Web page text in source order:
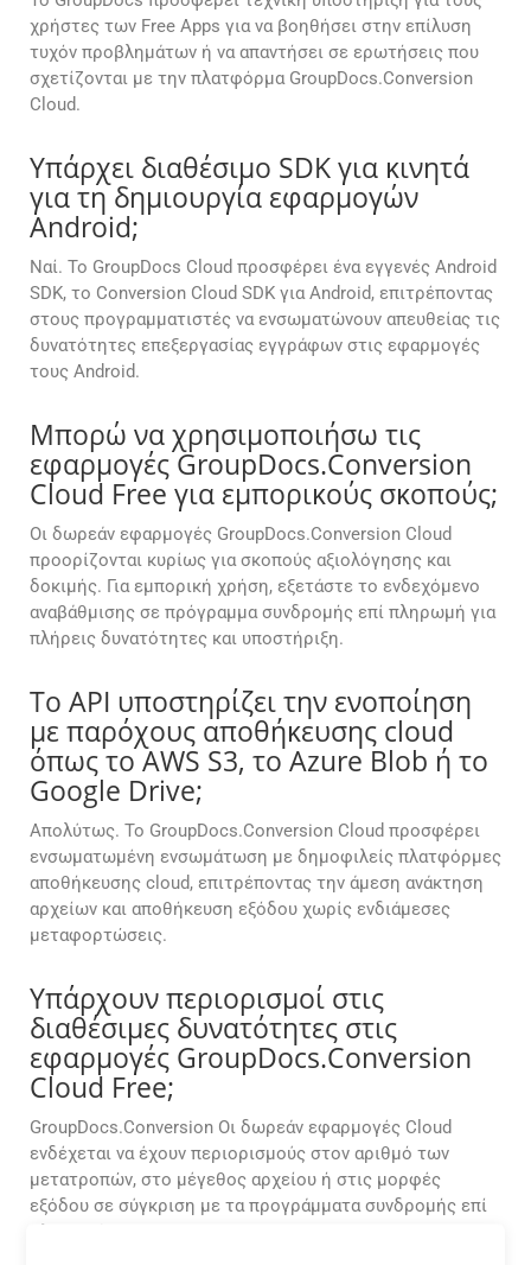
χρήστες των Free Apps για να βοηθήσει στην επίλυση
τυχόν προβλημάτων ή να απαντήσει σε ερωτήσεις που
σχετίζονται με την πλατφόρμα GroupDocs.Conversion
Cloud.
Υπάρχει διαθέσιμο SDK για κινητά
για τη δημιουργία εφαρμογών
Android;
Ναί. Το GroupDocs Cloud προσφέρει ένα εγγενές Android
SDK, το Conversion Cloud SDK για Android, επιτρέποντας
στους προγραμματιστές να ενσωματώνουν απευθείας τις
δυνατότητες επεξεργασίας εγγράφων στις εφαρμογές
τους Android.
Μπορώ να χρησιμοποιήσω τις
εφαρμογές GroupDocs.Conversion
Cloud Free για εμπορικούς σκοπούς;
Οι δωρεάν εφαρμογές GroupDocs.Conversion Cloud
προορίζονται κυρίως για σκοπούς αξιολόγησης και
δοκιμής. Για εμπορική χρήση, εξετάστε το ενδεχόμενο
αναβάθμισης σε πρόγραμμα συνδρομής επί πληρωμή για
πλήρεις δυνατότητες και υποστήριξη.
Το API υποστηρίζει την ενοποίηση
με παρόχους αποθήκευσης cloud
όπως το AWS S3, το Azure Blob ή το
Google Drive;
Απολύτως. Το GroupDocs.Conversion Cloud προσφέρει
ενσωματωμένη ενσωμάτωση με δημοφιλείς πλατφόρμες
αποθήκευσης cloud, επιτρέποντας την άμεση ανάκτηση
αρχείων και αποθήκευση εξόδου χωρίς ενδιάμεσες
μεταφορτώσεις.
Υπάρχουν περιορισμοί στις
διαθέσιμες δυνατότητες στις
εφαρμογές GroupDocs.Conversion
Cloud Free;
GroupDocs.Conversion Οι δωρεάν εφαρμογές Cloud
ενδέχεται να έχουν περιορισμούς στον αριθμό των
μετατροπών, στο μέγεθος αρχείου ή στις μορφές
εξόδου σε σύγκριση με τα προγράμματα συνδρομής επί
πληρωμή.